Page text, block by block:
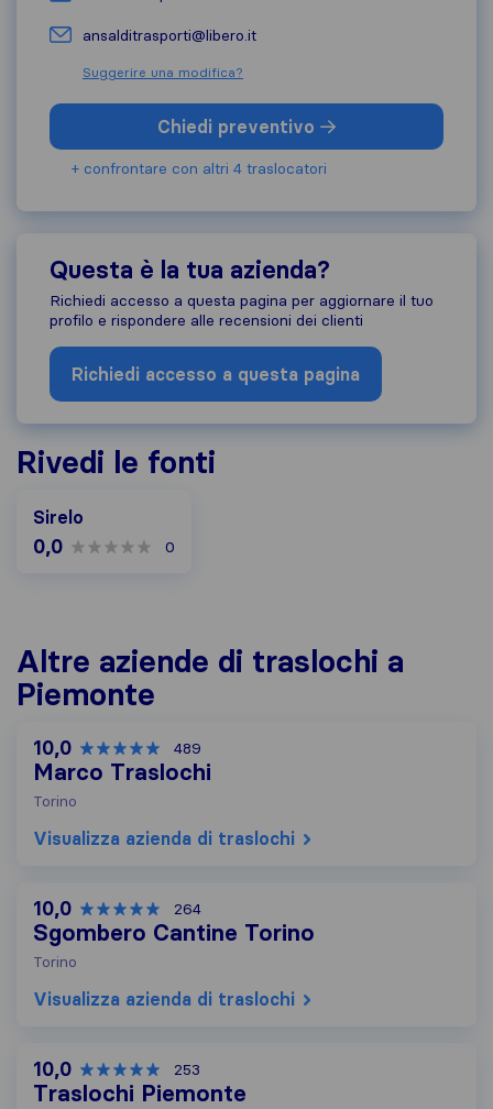
ansalditrasporti@libero.it
Suggerire una modifica?
Chiedi preventivo
+ confrontare con altri 4 traslocatori
Questa è la tua azienda?
Richiedi accesso a questa pagina per aggiornare il tuo
profilo e rispondere alle recensioni dei clienti
Richiedi accesso a questa pagina
Rivedi le fonti
Sirelo
0,0 0
Altre aziende di traslochi a
Piemonte
10,0 489
Marco Traslochi
Torino
Visualizza azienda di traslochi
10,0 264
Sgombero Cantine Torino
Torino
Visualizza azienda di traslochi
10,0 253
Traslochi Piemonte